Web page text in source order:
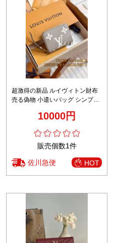
超激得の新品 ルイヴィトン財布
売る偽物 小遣いバッグ シンプル
10000円
販売個数1件
佐川急便 HOT